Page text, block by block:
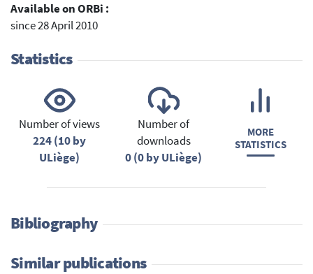
Available on ORBi :
since 28 April 2010
Statistics
Number of views
224 (10 by
ULiège)
Number of
downloads
0 (0 by ULiège)
MORE
STATISTICS
Bibliography
Similar publications